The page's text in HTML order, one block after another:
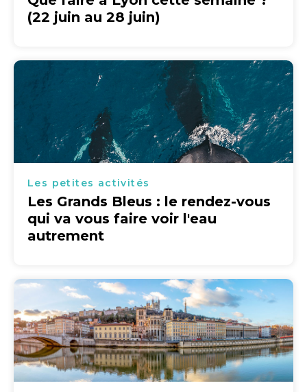
(22 juin au 28 juin)
Les petites activités
Les Grands Bleus : le rendez-vous
qui va vous faire voir l'eau
autrement